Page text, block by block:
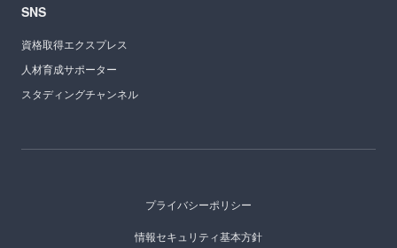
SNS
資格取得エクスプレス
人材育成サポーター
スタディングチャンネル
プライバシーポリシー
情報セキュリティ基本方針